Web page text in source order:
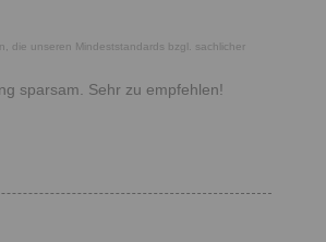
die unseren Mindeststandards bzgl. sachlicher
sparsam. Sehr zu empfehlen!